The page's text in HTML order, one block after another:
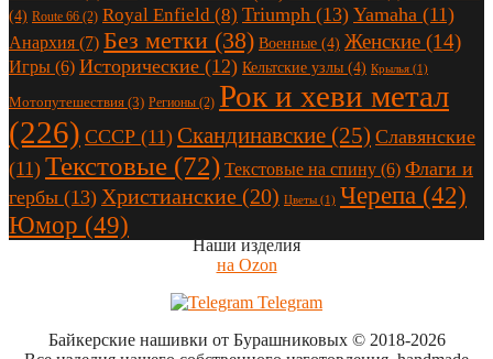
(4) Route 66 (2) Royal Enfield (8) Triumph (13) Yamaha (11)
Анархия (7) Без метки (38) Военные (4) Женские (14)
Игры (6) Исторические (12) Кельтские узлы (4) Крылья (1)
Мотопутешествия (3) Регионы (2) Рок и хеви метал
(226) СССР (11) Скандинавские (25) Славянские
(11) Текстовые (72) Текстовые на спину (6) Флаги и
гербы (13) Христианские (20) Цветы (1) Черепа (42)
Юмор (49)
Наши изделия
на Ozon
Telegram
Байкерские нашивки от Бурашниковых© 2018-2026